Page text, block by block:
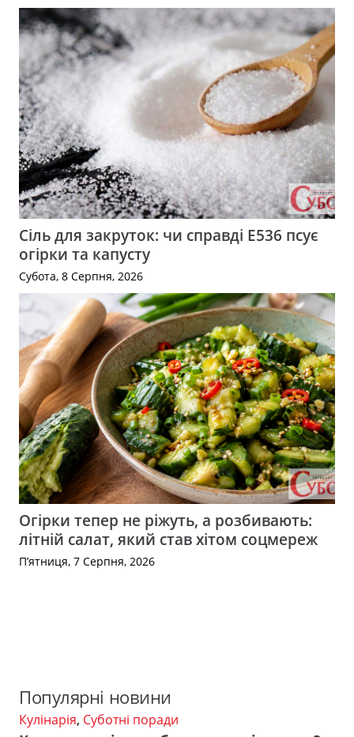
Сіль для закруток: чи справді Е536 псує
огірки та капусту
Субота, 8 Серпня, 2026
Огірки тепер не ріжуть, а розбивають:
літній салат, який став хітом соцмереж
П’ятниця, 7 Серпня, 2026
Популярні новини
Кулінарія, Суботні поради